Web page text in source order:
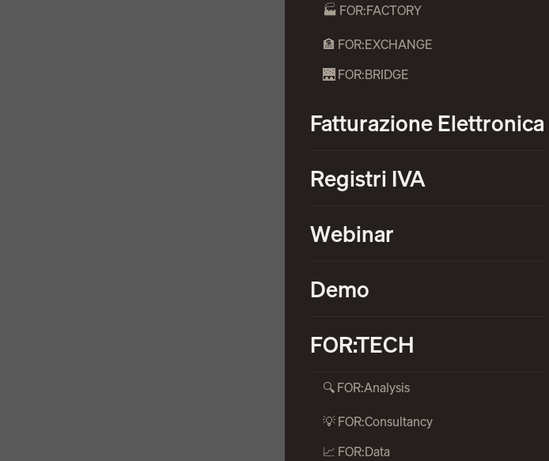
🏭 FOR:FACTORY
🏦 FOR:EXCHANGE
🌉 FOR:BRIDGE
Fatturazione Elettronica
Registri IVA
Webinar
Demo
FOR:TECH
🔍 FOR:Analysis
💡 FOR:Consultancy
📈 FOR:Data